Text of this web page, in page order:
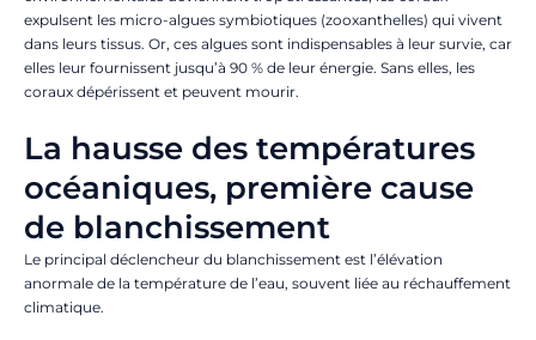
expulsent les micro-algues symbiotiques (zooxanthelles) qui vivent
dans leurs tissus. Or, ces algues sont indispensables à leur survie, car
elles leur fournissent jusqu’à 90 % de leur énergie. Sans elles, les
coraux dépérissent et peuvent mourir.
La hausse des températures
océaniques, première cause
de blanchissement
Le principal déclencheur du blanchissement est l’élévation
anormale de la température de l’eau, souvent liée au réchauffement
climatique.